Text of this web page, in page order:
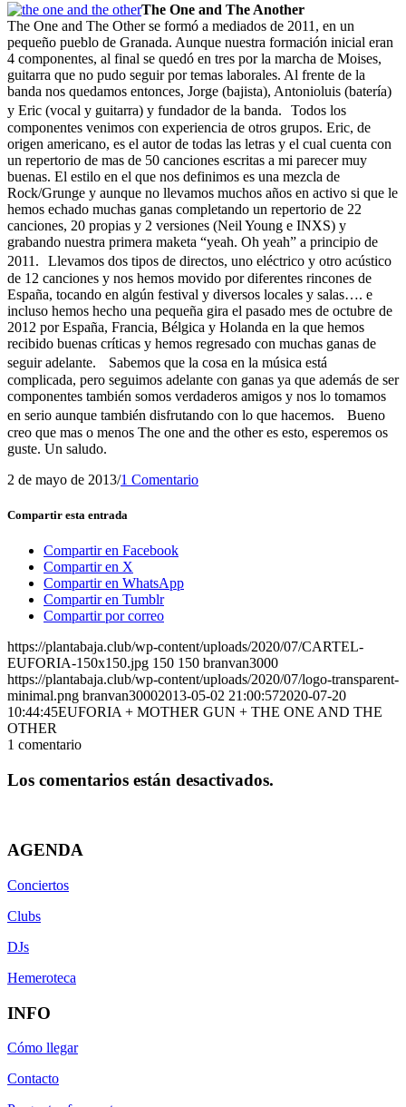
The One and The Another
The One and The Other se formó a mediados de 2011, en un
pequeño pueblo de Granada. Aunque nuestra formación inicial eran
4 componentes, al final se quedó en tres por la marcha de Moises,
guitarra que no pudo seguir por temas laborales. Al frente de la
banda nos quedamos entonces, Jorge (bajista), Antonioluis (batería)
y Eric (vocal y guitarra) y fundador de la banda. Todos los
componentes venimos con experiencia de otros grupos. Eric, de
origen americano, es el autor de todas las letras y el cual cuenta con
un repertorio de mas de 50 canciones escritas a mi parecer muy
buenas. El estilo en el que nos definimos es una mezcla de
Rock/Grunge y aunque no llevamos muchos años en activo si que le
hemos echado muchas ganas completando un repertorio de 22
canciones, 20 propias y 2 versiones (Neil Young e INXS) y
grabando nuestra primera maketa “yeah. Oh yeah” a principio de
2011. Llevamos dos tipos de directos, uno eléctrico y otro acústico
de 12 canciones y nos hemos movido por diferentes rincones de
España, tocando en algún festival y diversos locales y salas…. e
incluso hemos hecho una pequeña gira el pasado mes de octubre de
2012 por España, Francia, Bélgica y Holanda en la que hemos
recibido buenas críticas y hemos regresado con muchas ganas de
seguir adelante. Sabemos que la cosa en la música está
complicada, pero seguimos adelante con ganas ya que además de ser
componentes también somos verdaderos amigos y nos lo tomamos
en serio aunque también disfrutando con lo que hacemos. Bueno
creo que mas o menos The one and the other es esto, esperemos os
guste. Un saludo.
2 de mayo de 2013/1 Comentario
Compartir esta entrada
Compartir en Facebook
Compartir en X
Compartir en WhatsApp
Compartir en Tumblr
Compartir por correo
https://plantabaja.club/wp-content/uploads/2020/07/CARTEL-
EUFORIA-150x150.jpg 150 150 branvan3000
https://plantabaja.club/wp-content/uploads/2020/07/logo-transparent-
minimal.png branvan30002013-05-02 21:00:572020-07-20
10:44:45EUFORIA + MOTHER GUN + THE ONE AND THE
OTHER
1 comentario
Los comentarios están desactivados.
AGENDA
Conciertos
Clubs
DJs
Hemeroteca
INFO
Cómo llegar
Contacto